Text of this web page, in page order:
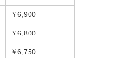
￥6,900
￥6,800
￥6,750